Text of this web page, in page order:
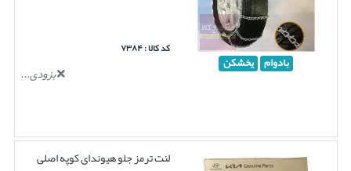
بادوام یخشکن
کد کالا : ۷۳۸۴
بزودی...
لنت ترمز جلو هیوندای کوپه اصلی